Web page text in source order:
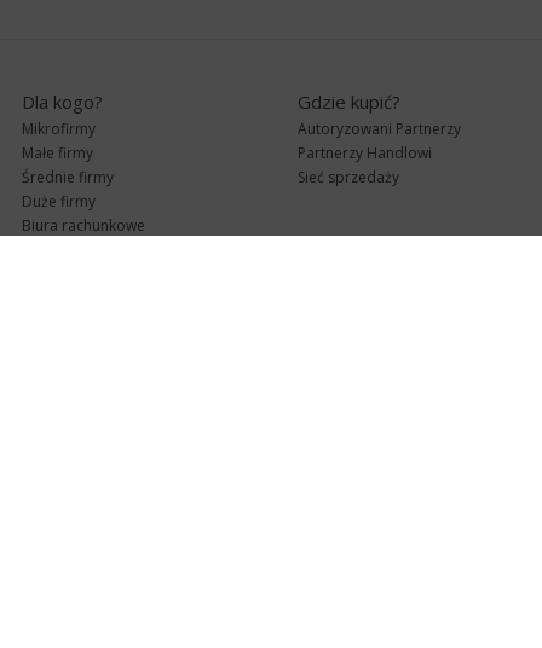
Dla kogo?
Mikrofirmy
Małe firmy
Średnie firmy
Duże firmy
Biura rachunkowe
Gdzie kupić?
Autoryzowani Partnerzy
Partnerzy Handlowi
Sieć sprzedaży